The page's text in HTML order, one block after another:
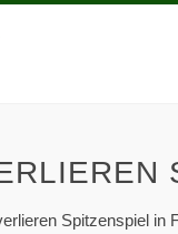
Spitzenspiel in